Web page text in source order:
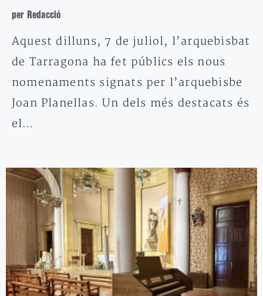
per Redacció
Aquest dilluns, 7 de juliol, l’arquebisbat
de Tarragona ha fet públics els nous
nomenaments signats per l’arquebisbe
Joan Planellas. Un dels més destacats és
el…